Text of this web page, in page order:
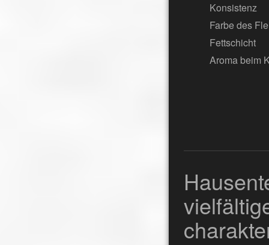
Konsistenz
Farbe des
Fettschicht
Aroma beim